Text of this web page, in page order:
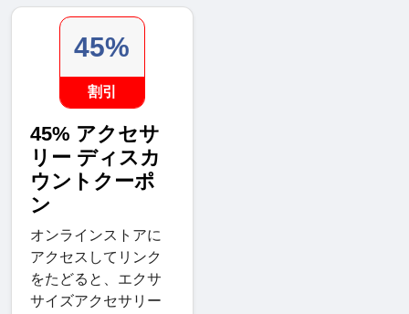
45%
割引
45% アクセサ
リー ディスカ
ウントクーポ
ン
オンラインストアに
アクセスしてリンク
をたどると、エクサ
サイズアクセサリー